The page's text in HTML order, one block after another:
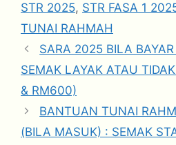
STR 2025, STR FASA 1
TUNAI RAHMAH
SARA 2025 BILA
SEMAK LAYAK ATAU
& RM600)
BANTUAN TUNAI
(BILA MASUK) : SEMAK